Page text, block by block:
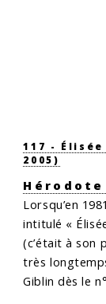
117 - Élisée
2005)
Lorsqu’en
intitulé «
(c’était à son
très
Giblin dès le